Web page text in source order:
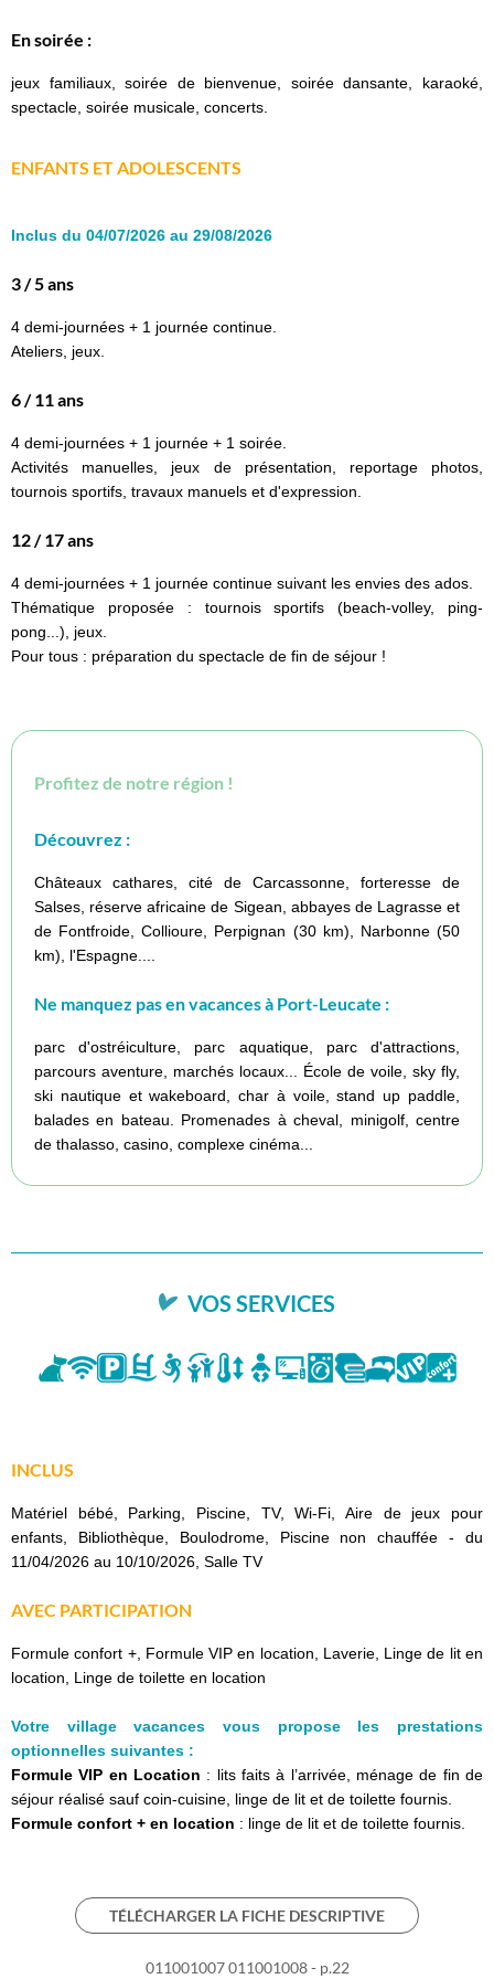
En soirée :
jeux familiaux, soirée de bienvenue, soirée dansante, karaoké,
spectacle, soirée musicale, concerts.
ENFANTS ET ADOLESCENTS
Inclus du 04/07/2026 au 29/08/2026
3 / 5 ans
4 demi-journées + 1 journée continue.
Ateliers, jeux.
6 / 11 ans
4 demi-journées + 1 journée + 1 soirée.
Activités manuelles, jeux de présentation, reportage photos,
tournois sportifs, travaux manuels et d'expression.
12 / 17 ans
4 demi-journées + 1 journée continue suivant les envies des ados.
Thématique proposée : tournois sportifs (beach-volley, ping-
pong...), jeux.
Pour tous : préparation du spectacle de fin de séjour !
Profitez de notre région !
Découvrez :
Châteaux cathares, cité de Carcassonne, forteresse de
Salses, réserve africaine de Sigean, abbayes de Lagrasse et
de Fontfroide, Collioure, Perpignan (30 km), Narbonne (50
km), l'Espagne....
Ne manquez pas en vacances à Port-Leucate :
parc d'ostréiculture, parc aquatique, parc d'attractions,
parcours aventure, marchés locaux... École de voile, sky fly,
ski nautique et wakeboard, char à voile, stand up paddle,
balades en bateau. Promenades à cheval, minigolf, centre
de thalasso, casino, complexe cinéma...
VOS SERVICES
INCLUS
Matériel bébé, Parking, Piscine, TV, Wi-Fi, Aire de jeux pour
enfants, Bibliothèque, Boulodrome, Piscine non chauffée - du
11/04/2026 au 10/10/2026, Salle TV
AVEC PARTICIPATION
Formule confort +, Formule VIP en location, Laverie, Linge de lit en
location, Linge de toilette en location
Votre village vacances vous propose les prestations
optionnelles suivantes :
Formule VIP en Location : lits faits à l’arrivée, ménage de fin de
séjour réalisé sauf coin-cuisine, linge de lit et de toilette fournis.
Formule confort + en location : linge de lit et de toilette fournis.
TÉLÉCHARGER LA FICHE DESCRIPTIVE
011001007 011001008 - p.22